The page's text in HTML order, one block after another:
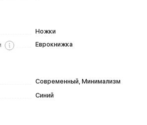
Ножки
Еврокнижка
Современный, Минимализм
Синий